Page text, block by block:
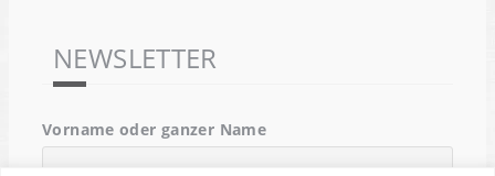
NEWSLETTER
Vorname oder ganzer Name